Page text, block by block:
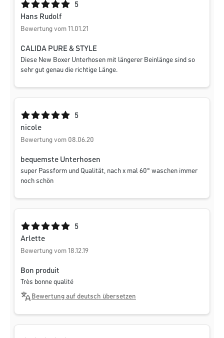
Durchschnittliche Bewertung von 5 von 5 Sternen
5
Hans Rudolf
Bewertung vom 11.01.21
CALIDA PURE & STYLE
Diese New Boxer Unterhosen mit längerer Beinlänge sind so
sehr gut genau die richtige Länge.
Durchschnittliche Bewertung von 5 von 5 Sternen
5
nicole
Bewertung vom 08.06.20
bequemste Unterhosen
super Passform und Qualität, nach x mal 60° waschen immer
noch schön
Durchschnittliche Bewertung von 5 von 5 Sternen
5
Arlette
Bewertung vom 18.12.19
Bon produit
Très bonne qualité
Bewertung auf deutsch übersetzen